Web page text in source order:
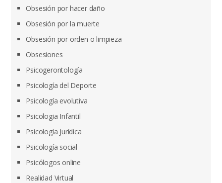
Obsesión por hacer daño
Obsesión por la muerte
Obsesión por orden o limpieza
Obsesiones
Psicogerontología
Psicología del Deporte
Psicología evolutiva
Psicologia Infantil
Psicología Jurídica
Psicología social
Psicólogos online
Realidad Virtual